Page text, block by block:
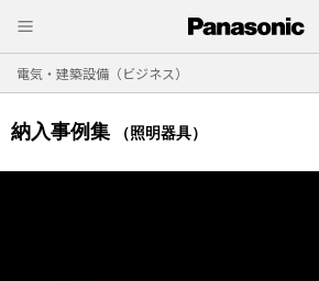
電気・建築設備（ビジネス）
納入事例集 （照明器具）